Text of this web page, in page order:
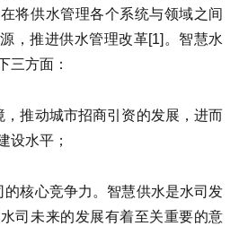
将供水管理各个系统与领域之间
，推进供水管理改革[1]。智慧水
三方面：
，推动城市招商引资的发展，进而
设水平；
的核心竞争力。智慧供水是水司发
司未来的发展有着至关重要的意